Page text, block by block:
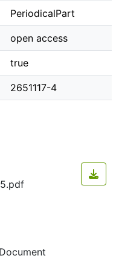
PeriodicalPart
open access
true
2651117-4